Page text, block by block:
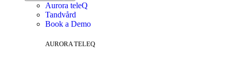
Aurora teleQ
Tandvård
Book a Demo
AURORA TELEQ